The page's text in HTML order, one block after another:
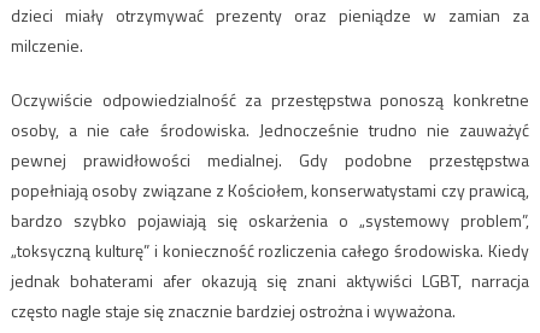
dzieci miały otrzymywać prezenty oraz pieniądze w zamian za
milczenie.
Oczywiście odpowiedzialność za przestępstwa ponoszą konkretne
osoby, a nie całe środowiska. Jednocześnie trudno nie zauważyć
pewnej prawidłowości medialnej. Gdy podobne przestępstwa
popełniają osoby związane z Kościołem, konserwatystami czy prawicą,
bardzo szybko pojawiają się oskarżenia o „systemowy problem”,
„toksyczną kulturę” i konieczność rozliczenia całego środowiska. Kiedy
jednak bohaterami afer okazują się znani aktywiści LGBT, narracja
często nagle staje się znacznie bardziej ostrożna i wyważona.